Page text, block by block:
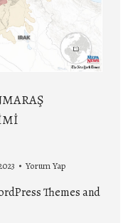
Yorum Yap
Themes and